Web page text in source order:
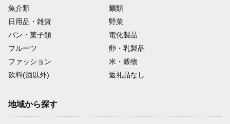
魚介類
麺類
日用品・雑貨
野菜
パン・菓子類
電化製品
フルーツ
卵・乳製品
ファッション
米・穀物
飲料(酒以外)
返礼品なし
地域から探す